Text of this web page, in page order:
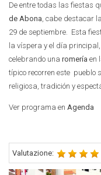
De entre todas las fiestas
de Abona, cabe destacar la
29 de septiembre. Esta
la víspera y el día
celebrando una romería en
típico recorren este pueblo
religiosa, tradición y
Ver programa en Agenda
Valutazione: